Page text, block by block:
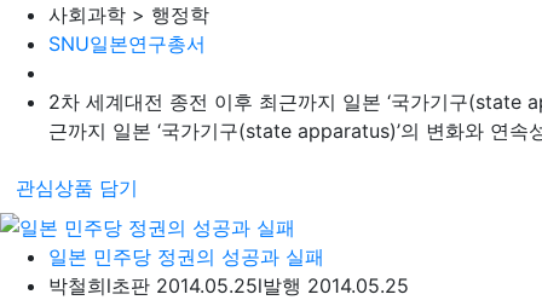
사회과학 > 행정학
SNU일본연구총서
2차 세계대전 종전 이후 최근까지 일본 ‘국가기구(state
근까지 일본 ‘국가기구(state apparatus)’의 변화와 연속
관심상품 담기
일본 민주당 정권의 성공과 실패
박철희l초판 2014.05.25l발행 2014.05.25